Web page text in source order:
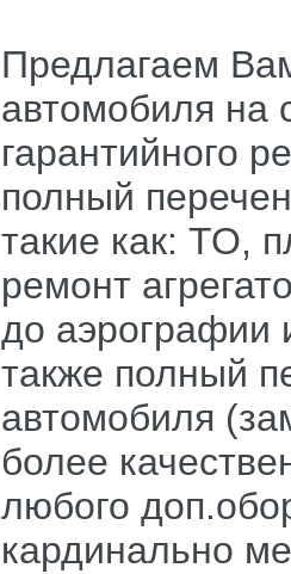
Предлагаем
автомобиля на
гарантийного
полный
такие как: ТО,
ремонт
до аэрографии
также полный
автомобиля
более
любого
кардинально